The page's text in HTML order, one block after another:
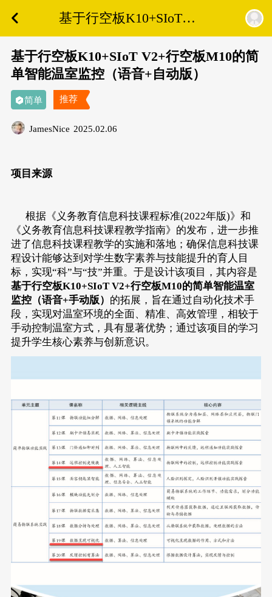
基于行空板K10+SIoT
V2+行空板M10的简单智
能温室监控（语音+自动
版）
基于行空板K10+SIoT V2+行空板M10的简
单智能温室监控（语音+自动版）
简单 推荐
JamesNice 2025.02.06
项目来源
根据《义务教育信息科技课程标准(2022年版)》和
《义务教育信息科技课程教学指南》的发布，进一步推
进了信息科技课程教学的实施和落地；确保信息科技课
程设计能够达到对学生数字素养与技能提升的育人目
标，实现“科”与“技”并重。于是设计该项目，其内容是
基于行空板K10+SIoT V2+行空板M10的简单智能温室
监控（语音+手动版） 的拓展，旨在通过自动化技术手
段，实现对温室环境的全面、精准、高效管理，相较于
手动控制温室方式，具有显著优势；通过该项目的学习
提升学生核心素养与创新意识。